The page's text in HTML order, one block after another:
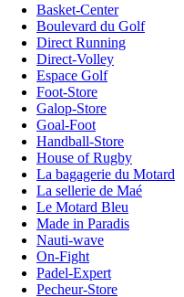
Basket-Center
Boulevard du Golf
Direct Running
Direct-Volley
Espace Golf
Foot-Store
Galop-Store
Goal-Foot
Handball-Store
House of Rugby
La bagagerie du Motard
La sellerie de Maé
Le Motard Bleu
Made in Paradis
Nauti-wave
On-Fight
Padel-Expert
Pecheur-Store